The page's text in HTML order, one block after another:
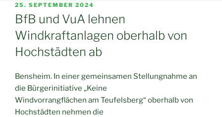
VERÖFFENTLICHT
AM
25. SEPTEMBER 2024
BfB und VuA lehnen
Windkraftanlagen oberhalb von
Hochstädten ab
Bensheim. In einer gemeinsamen Stellungnahme an
die Bürgerinitiative „Keine
Windvorrangflächen am Teufelsberg“ oberhalb von
Hochstädten nehmen die